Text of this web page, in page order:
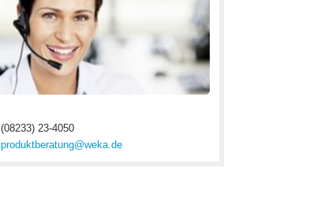
(08233) 23-4050
produktberatung@weka.de